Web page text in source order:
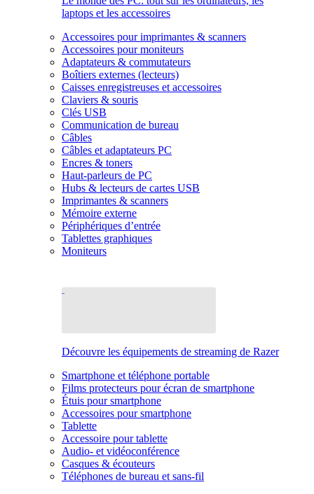
laptops et les accessoires
Accessoires pour imprimantes & scanners
Accessoires pour moniteurs
Adaptateurs & commutateurs
Boîtiers externes (lecteurs)
Caisses enregistreuses et accessoires
Claviers & souris
Clés USB
Communication de bureau
Câbles
Câbles et adaptateurs PC
Encres & toners
Haut-parleurs de PC
Hubs & lecteurs de cartes USB
Imprimantes & scanners
Mémoire externe
Périphériques d’entrée
Tablettes graphiques
Moniteurs
Découvre les équipements de streaming de Razer
Smartphone et téléphone portable
Films protecteurs pour écran de smartphone
Étuis pour smartphone
Accessoires pour smartphone
Tablette
Accessoire pour tablette
Audio- et vidéoconférence
Casques & écouteurs
Téléphones de bureau et sans-fil